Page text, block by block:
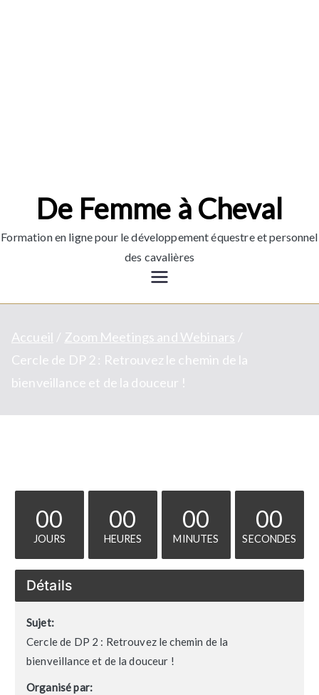
De Femme à Cheval
Formation en ligne pour le développement équestre et personnel
des cavalières
Accueil
Zoom Meetings and Webinars
Cercle de DP 2 : Retrouvez le chemin de la
bienveillance et de la douceur !
00
JOURS
00
HEURES
00
MINUTES
00
SECONDES
Détails
Sujet:
Cercle de DP 2 : Retrouvez le chemin de la
bienveillance et de la douceur !
Organisé par: